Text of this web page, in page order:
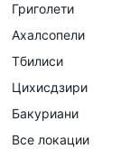
Григолети
Ахалсопели
Тбилиси
Цихисдзири
Бакуриани
Все локации